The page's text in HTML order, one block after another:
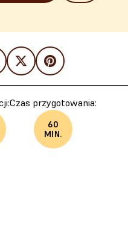
Czas przygotowania:
60
MIN.